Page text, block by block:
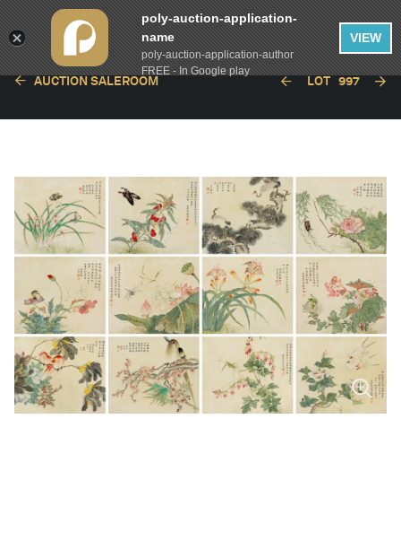
AUCTION SALEROOM LOT 997
poly-auction-application-
name
poly-auction-application-author
FREE - In Google play
VIEW